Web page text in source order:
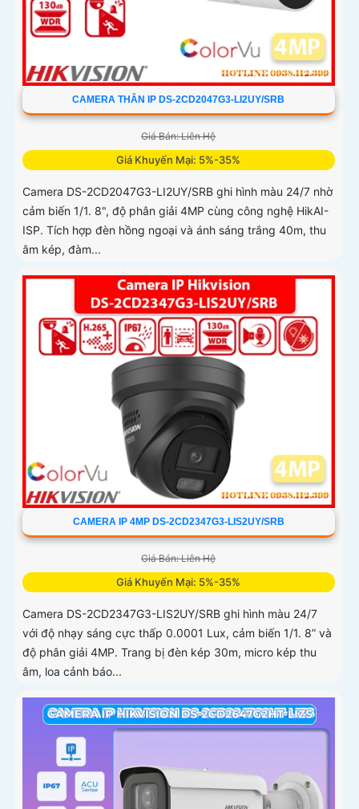
CAMERA THÂN IP DS-2CD2047G3-LI2UY/SRB
Giá Bán: Liên Hệ
Giá Khuyến Mại: 5%-35%
Camera DS-2CD2047G3-LI2UY/SRB ghi hình màu 24/7 nhờ
cảm biến 1/1. 8", độ phân giải 4MP cùng công nghệ HikAI-
ISP. Tích hợp đèn hồng ngoại và ánh sáng trắng 40m, thu
âm kép, đàm...
CAMERA IP 4MP DS-2CD2347G3-LIS2UY/SRB
Giá Bán: Liên Hệ
Giá Khuyến Mại: 5%-35%
Camera DS-2CD2347G3-LIS2UY/SRB ghi hình màu 24/7
với độ nhạy sáng cực thấp 0.0001 Lux, cảm biến 1/1. 8” và
độ phân giải 4MP. Trang bị đèn kép 30m, micro kép thu
âm, loa cảnh báo...